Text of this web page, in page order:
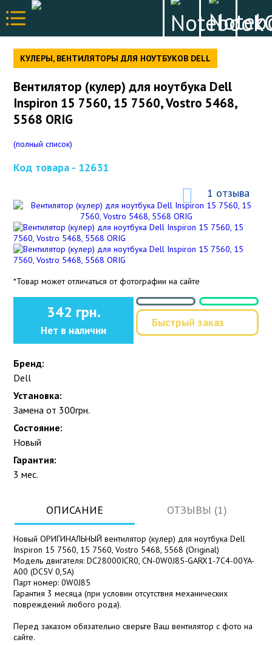
КУЛЕРЫ, ВЕНТИЛЯТОРЫ ДЛЯ НОУТБУКОВ DELL
Вентилятор (кулер) для ноутбука Dell
Inspiron 15 7560, 15 7560, Vostro 5468,
5568 ORIG
(полный список)
Код товара - 12631
1 отзыва
*Товар может отличаться от фотографии на сайте
342 грн.
Нет в наличии
Быстрый заказ
Бренд:
Dell
Установка:
Замена от 300грн.
Состояние:
Новый
Гарантия:
3 мес.
ОПИСАНИЕ ОТЗЫВЫ (1)
Новый ОРИГИНАЛЬНЫЙ вентилятор (кулер) для ноутбука Dell
Inspiron 15 7560, 15 7560, Vostro 5468, 5568 (Original)
Модель двигателя: DC28000ICR0, CN-0W0J85-GARX1-7C4-00YA-
A00 (DC5V 0,5A)
Парт номер: 0W0J85
Гарантия 3 месяца (при условии отсутствия механических
повреждений любого рода).
Перед заказом обязательно сверьте Ваш вентилятор с фото на
сайте.